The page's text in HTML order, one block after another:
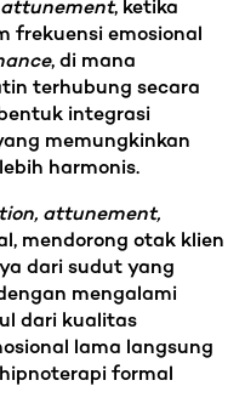
attunement, ketika
frekuensi emosional
, di mana
terhubung secara
integrasi
memungkinkan
harmonis.
attunement,
mendorong otak klien
dari sudut yang
mengalami
dari kualitas
lama langsung
formal